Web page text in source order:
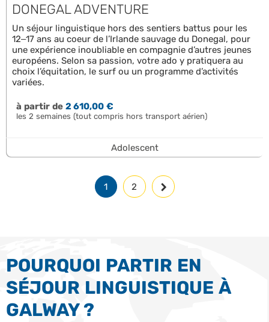
DONEGAL ADVENTURE
Un séjour linguistique hors des sentiers battus pour les
12–17 ans au coeur de l’Irlande sauvage du Donegal, pour
une expérience inoubliable en compagnie d’autres jeunes
européens. Selon sa passion, votre ado y pratiquera au
choix l’équitation, le surf ou un programme d’activités
variées.
à partir de2 610,00 €
les 2 semaines (tout compris hors transport aérien)
Adolescent
1 2
POURQUOI PARTIR EN
SÉJOUR LINGUISTIQUE À
GALWAY ?